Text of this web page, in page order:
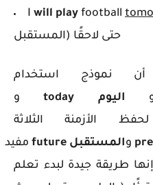
I will play football
حتى لاحقًا (المستقبل
نموذج استخدام
اليوم today
و
لحفظ الأزمنة الثلاثة
والمستقبل future مفيد
طريقة جيدة لبدء تعلم